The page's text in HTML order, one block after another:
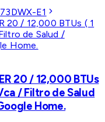
E1
20 / 12,000 BTUs
/ Filtro de Salud
Home.